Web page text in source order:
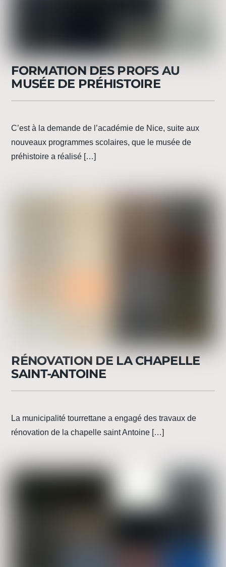
FORMATION DES PROFS AU
MUSÉE DE PRÉHISTOIRE
C’est à la demande de l’académie de Nice, suite aux
nouveaux programmes scolaires, que le musée de
préhistoire a réalisé […]
RÉNOVATION DE LA CHAPELLE
SAINT-ANTOINE
La municipalité tourrettane a engagé des travaux de
rénovation de la chapelle saint Antoine […]